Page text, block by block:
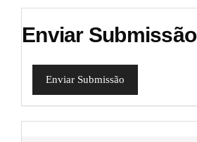
Enviar Submissão
Enviar Submissão